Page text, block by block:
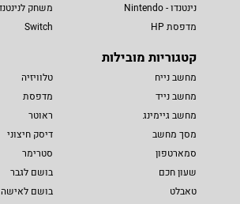
נינטנדו - Nintendo
מדפסת HP
Switch
קטגוריות מובילות
מחשב נייח
מחשב נייד
מחשב גיימינג
מסך מחשב
סמארטפון
שעון חכם
טאבלט
טלוויזיה
מדפסת
ראוטר
דיסק חיצוני
סטרימר
בושם לגבר
בושם לאישה